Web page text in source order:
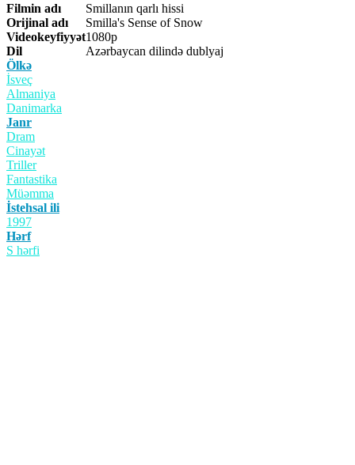
Filmin adı
Smillanın qarlı hissi
Orijinal adı
Smilla's Sense of Snow
Videokeyfiyyət1080p
Dil
Azərbaycan dilində dublyaj
Ölkə
İsveç
Almaniya
Danimarka
Janr
Dram
Cinayət
Triller
Fantastika
Müəmma
İstehsal ili
1997
Hərf
S hərfi